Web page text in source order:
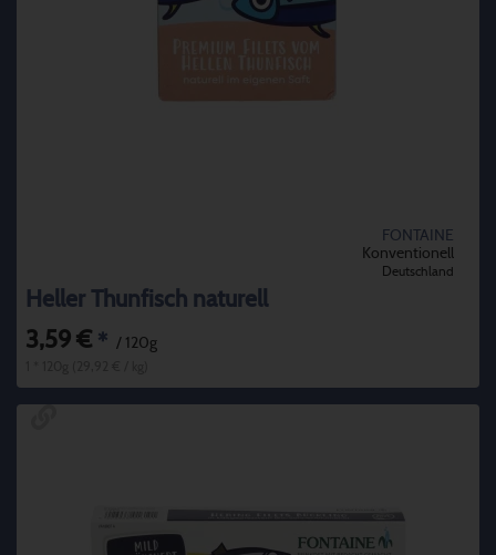
FONTAINE
Konventionell
Deutschland
Heller Thunfisch naturell
3,59 € * / 120g